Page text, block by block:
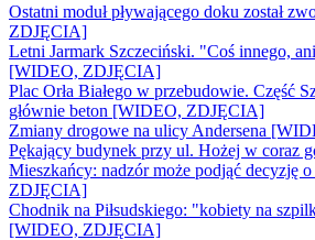
Ostatni moduł pływającego doku został
ZDJĘCIA]
Letni Jarmark Szczeciński. "Coś innego,
[WIDEO, ZDJĘCIA]
Plac Orła Białego w przebudowie. Część
głównie beton [WIDEO, ZDJĘCIA]
Zmiany drogowe na ulicy Andersena
Pękający budynek przy ul. Hożej w coraz
Mieszkańcy: nadzór może podjąć decyzję
ZDJĘCIA]
Chodnik na Piłsudskiego: "kobiety na
[WIDEO, ZDJĘCIA]